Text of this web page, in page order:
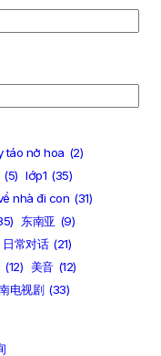
táo nở hoa (2)
(5) lớp1 (35)
nhà đi con (31)
东南亚 (9)
日常对话 (21)
(12) 美音 (12)
电视剧 (33)